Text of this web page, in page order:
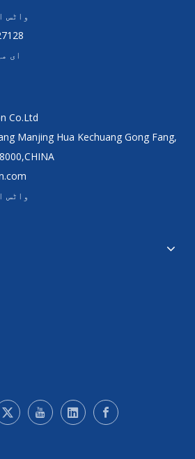
واٹس ایپ:+86-
ای
Co.Ltd
Manjing Hua Kechuang Gong Fang,
واٹس ایپ: